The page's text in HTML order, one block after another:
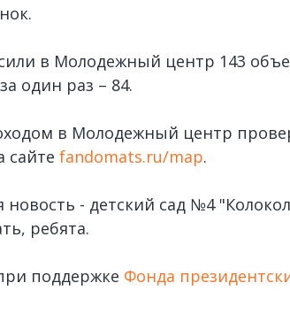
в Молодежный центр 143
один раз – 84.
в Молодежный центр
сайте fandomats.ru/map.
- детский сад №4
ребята.
поддержке Фонда